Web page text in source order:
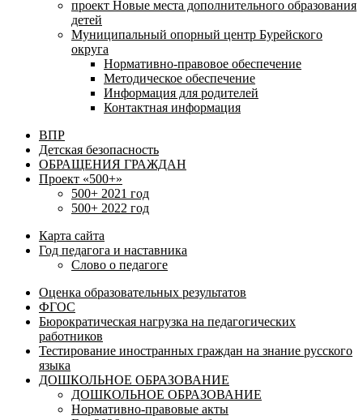
проект Новые места дополнительного образования
детей
Муниципальный опорный центр Бурейского
округа
Нормативно-правовое обеспечение
Методическое обеспечение
Информация для родителей
Контактная информация
ВПР
Детская безопасность
ОБРАЩЕНИЯ ГРАЖДАН
Проект «500+»
500+ 2021 год
500+ 2022 год
Карта сайта
Год педагога и наставника
Слово о педагоге
Оценка образовательных результатов
ФГОС
Бюрократическая нагрузка на педагогических
работников
Тестирование иностранных граждан на знание русского
языка
ДОШКОЛЬНОЕ ОБРАЗОВАНИЕ
ДОШКОЛЬНОЕ ОБРАЗОВАНИЕ
Нормативно-правовые акты